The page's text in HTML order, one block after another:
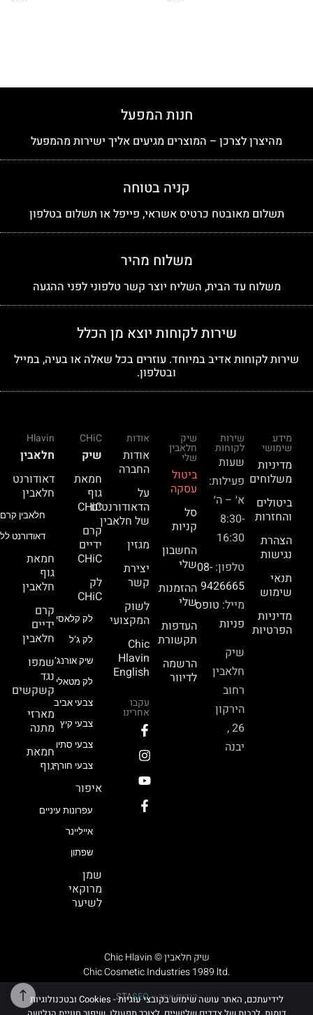
חנות המפעל
מהיצרן לצרכן – המוצרים מגיעים אליך ישירות מהמפעל
קניה בטוחה
תשלום מאובטח כרטיס אשראי, פייפל או תשלום בטלפון
משלוח מהיר
משלוח עד הבית, השליח יוצר קשר טלפוני לפני ההגעה
שירות לקוחות יוצא מן הכלל
שירות לקוחות אדיב במיוחד. עוזרים בכל שאלה או בעיה, במייל
ובטלפון.
מידע
שימושי
מדיניות
משלוחים
ביטולים
והחזרות
הצהרת
נגישות
תנאי
שימוש
מדיניות
הפרטיות
שירות
לקוחות
שעות
פעילות:
א׳ – ה׳
8:30-
16:30
טלפון: 08-
9426665
מייל: טופס
פניות
שיק
חלאבין
רחוב
הירקון
26 ,
יבנה
שיק
חלאבין
שלי
ביטול
עסקה
סל
קניות
החשבון
שלי
ההזמנות
שלי
העדפות
תקשורת
הרשמה
לדיוור
אודות
אודות
החברה
על
הדאודורנטים
של חלאבין
מגזין
יצירת
קשר
לשוק
המקצועי
Chic
Hlavin
English
עקבו
אחרינו
CHiC
שיק
חמאת
גוף
CHiC
קרם
ידיים
CHiC
לק
CHiC
לק קלאסי
לק ג’ל
שיק אורנג’
לק מטאלי
צבעי אביב
צבעי קיץ
צבעי סתיו
צבעי חורף
איפור
עפרונות עיניים
אייליינר
שפתון
שמן
מרוקאי
לשיער
Hlavin
חלאבין
דאודורנט
חלאבין
חלאבין
דאודורנט
חמאת
גוף
חלאבין
קרם
ידיים
חלאבין
שמפו
נגד
קשקשים
מארזי
מתנה
חמאת
גוף
Chic Hlavin © שיק חלאבין
Chic Cosmetic Industries 1989 ltd.
קידום אתר – STASEO
לידיעתכם, האתר עושה שימוש בקובצי עוגיות - Cookies ובטכנולוגיות